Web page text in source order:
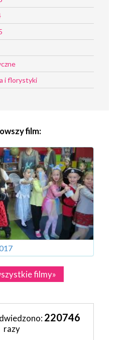
i florystyki
film:
filmy»
220746
razy